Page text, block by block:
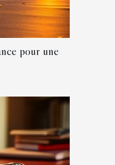
pour une